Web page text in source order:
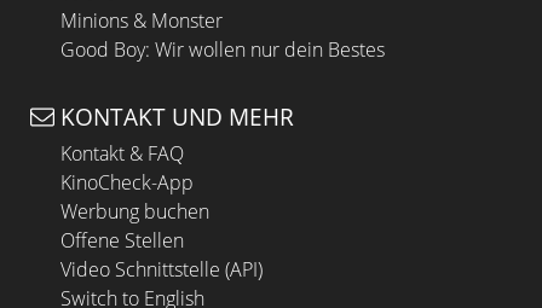
Minions & Monster
Good Boy: Wir wollen nur dein Bestes
KONTAKT UND MEHR
Kontakt & FAQ
KinoCheck-App
Werbung buchen
Offene Stellen
Video Schnittstelle (API)
Switch to English